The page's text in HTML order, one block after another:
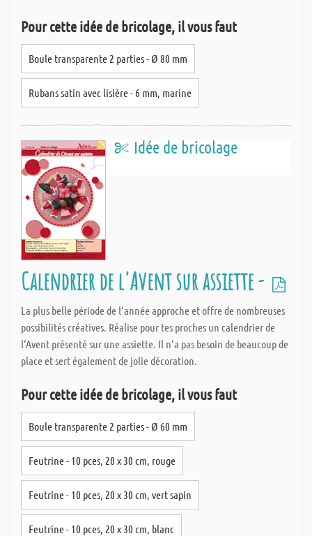
Pour cette idée de bricolage, il vous faut
Boule transparente 2 parties - Ø 80 mm
Rubans satin avec lisière - 6 mm, marine
Idée de bricolage
Calendrier de l'Avent sur assiette -
La plus belle période de l‘année approche et offre de nombreuses
possibilités créatives. Réalise pour tes proches un calendrier de
l‘Avent présenté sur une assiette. Il n‘a pas besoin de beaucoup de
place et sert également de jolie décoration.
Pour cette idée de bricolage, il vous faut
Boule transparente 2 parties - Ø 60 mm
Feutrine - 10 pces, 20 x 30 cm, rouge
Feutrine - 10 pces, 20 x 30 cm, vert sapin
Feutrine - 10 pces, 20 x 30 cm, blanc